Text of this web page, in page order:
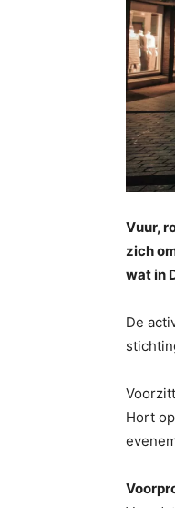
Vuur,
zich
wat in
De
Hort